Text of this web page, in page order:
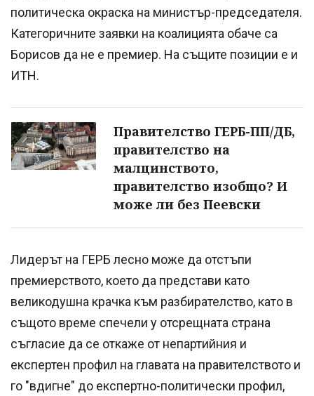
политическа окраска на министър-председателя.
Категоричните заявки на коалицията обаче са
Борисов да не е премиер. На същите позиции е и
ИТН.
Правителство ГЕРБ-ПП/ДБ,
правителство на
малцинството,
правителство изобщо? И
може ли без Пеевски
Лидерът на ГЕРБ лесно може да отстъпи
премиерството, което да представи като
великодушна крачка към разбирателство, като в
същото време спечели у отсрещната страна
съгласие да се откаже от непартийния и
експертен профил на главата на правителството и
го "вдигне" до експертно-политически профил,